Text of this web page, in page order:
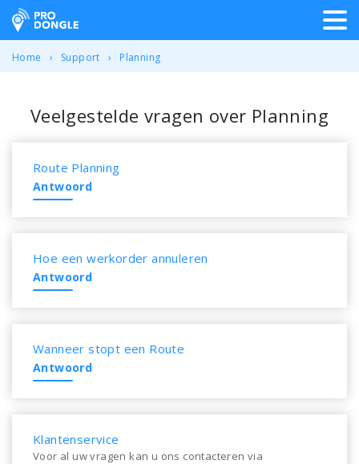
ProDongle Track & Trace
Home Support Planning
Veelgestelde vragen over Planning
Route Planning
Antwoord
Hoe een werkorder annuleren
Antwoord
Wanneer stopt een Route
Antwoord
Klantenservice
Voor al uw vragen kan u ons contacteren via